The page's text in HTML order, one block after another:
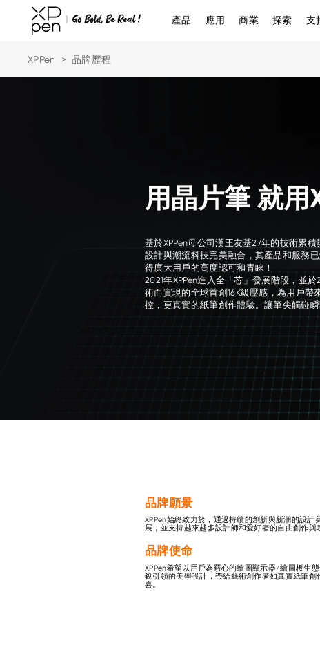
產品 應用 商業 探索 支
XPPen > 品牌歷程
用晶片筆 就用
基於XPPen母公司漢王友基27年的技術累
設計與潮流科技完美融合，其產品和服務
得廣大用戶的高度認可和青睞！
2021年XPPen進入全「芯」發展階段，並
術而實現的全球首創16K級壓感，為用戶
控，更真實的紙筆創作體驗。讓筆尖觸碰
品牌願景
XPPen始終致力於，通過持續的創新與新潮的設計
展，並支持越來越多設計師和愛好者的自由創作與
品牌使命
XPPen希望以用戶為覈心的繪圖顯示器/繪圖板生
銳引領的美學設計，帶給藝術創作者如真實紙筆
喜。